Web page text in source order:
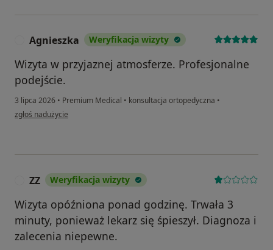
Agnieszka Weryfikacja wizyty
Wizyta w przyjaznej atmosferze. Profesjonalne
podejście.
3 lipca 2026 • Premium Medical • konsultacja ortopedyczna •
w opinii użytkownika Agnieszka
zgłoś nadużycie
ZZ Weryfikacja wizyty
Wizyta opóźniona ponad godzinę. Trwała 3
minuty, ponieważ lekarz się śpieszył. Diagnoza i
zalecenia niepewne.